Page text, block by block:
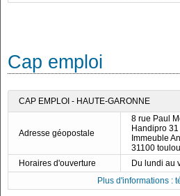
Cap emploi
CAP EMPLOI - HAUTE-GARONNE
Adresse géopostale
8 rue Paul
Handipro 31
Immeuble
31100
Horaires d'ouverture
Du lundi au
Plus d'informations :